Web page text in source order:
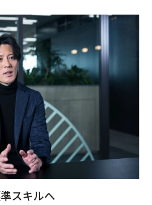
スキルへ